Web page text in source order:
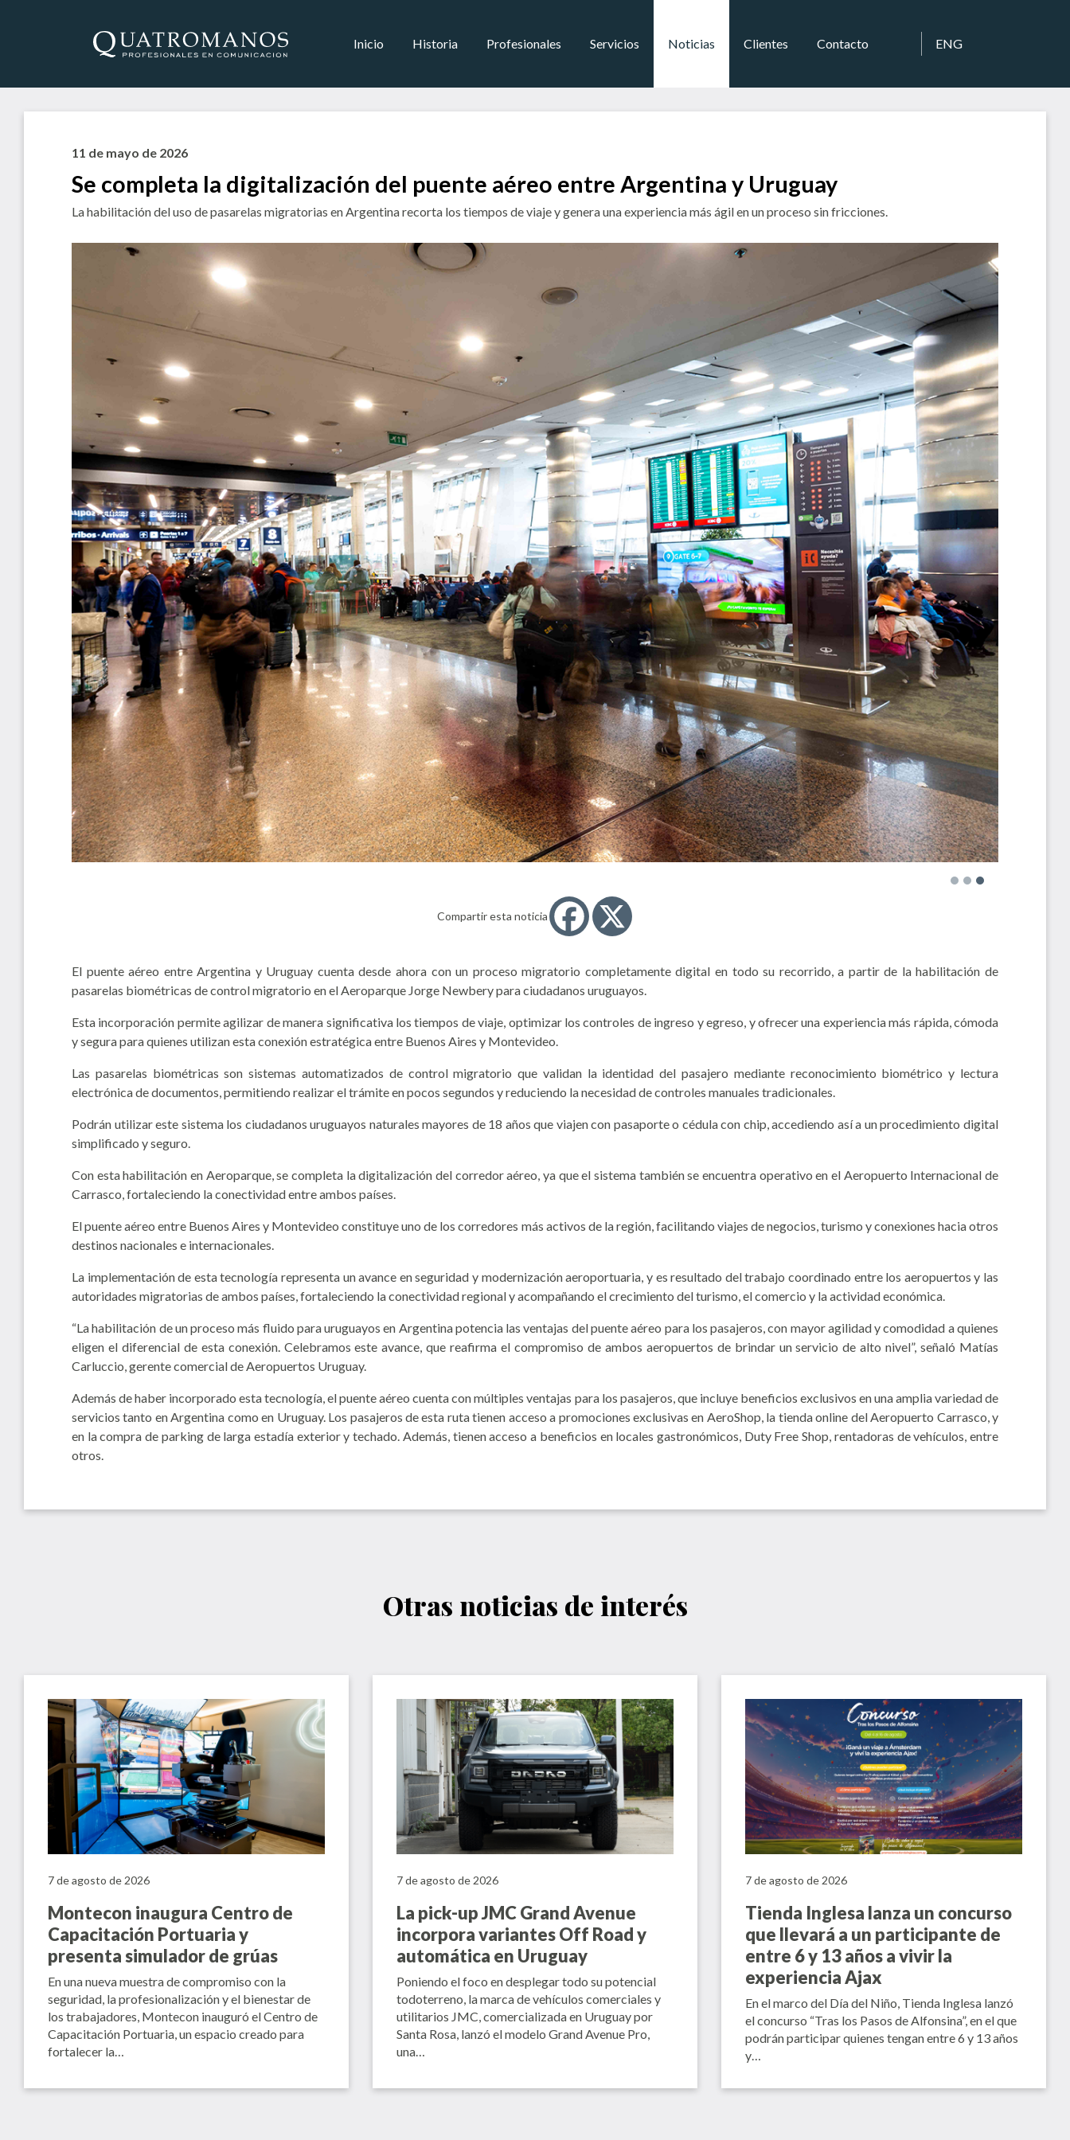
Inicio Historia Profesionales Servicios Noticias Clientes Contacto ENG
11 de mayo de 2026
Se completa la digitalización del puente aéreo entre Argentina y Uruguay
La habilitación del uso de pasarelas migratorias en Argentina recorta los tiempos de viaje y genera una experiencia más ágil en un proceso sin fricciones.
Compartir esta noticia
El puente aéreo entre Argentina y Uruguay cuenta desde ahora con un proceso migratorio completamente digital en todo su recorrido, a partir de la habilitación de
pasarelas biométricas de control migratorio en el Aeroparque Jorge Newbery para ciudadanos uruguayos.
Esta incorporación permite agilizar de manera significativa los tiempos de viaje, optimizar los controles de ingreso y egreso, y ofrecer una experiencia más rápida, cómoda
y segura para quienes utilizan esta conexión estratégica entre Buenos Aires y Montevideo.
Las pasarelas biométricas son sistemas automatizados de control migratorio que validan la identidad del pasajero mediante reconocimiento biométrico y lectura
electrónica de documentos, permitiendo realizar el trámite en pocos segundos y reduciendo la necesidad de controles manuales tradicionales.
Podrán utilizar este sistema los ciudadanos uruguayos naturales mayores de 18 años que viajen con pasaporte o cédula con chip, accediendo así a un procedimiento digital
simplificado y seguro.
Con esta habilitación en Aeroparque, se completa la digitalización del corredor aéreo, ya que el sistema también se encuentra operativo en el Aeropuerto Internacional de
Carrasco, fortaleciendo la conectividad entre ambos países.
El puente aéreo entre Buenos Aires y Montevideo constituye uno de los corredores más activos de la región, facilitando viajes de negocios, turismo y conexiones hacia otros
destinos nacionales e internacionales.
La implementación de esta tecnología representa un avance en seguridad y modernización aeroportuaria, y es resultado del trabajo coordinado entre los aeropuertos y las
autoridades migratorias de ambos países, fortaleciendo la conectividad regional y acompañando el crecimiento del turismo, el comercio y la actividad económica.
“La habilitación de un proceso más fluido para uruguayos en Argentina potencia las ventajas del puente aéreo para los pasajeros, con mayor agilidad y comodidad a quienes
eligen el diferencial de esta conexión. Celebramos este avance, que reafirma el compromiso de ambos aeropuertos de brindar un servicio de alto nivel”, señaló Matías
Carluccio, gerente comercial de Aeropuertos Uruguay.
Además de haber incorporado esta tecnología, el puente aéreo cuenta con múltiples ventajas para los pasajeros, que incluye beneficios exclusivos en una amplia variedad de
servicios tanto en Argentina como en Uruguay. Los pasajeros de esta ruta tienen acceso a promociones exclusivas en AeroShop, la tienda online del Aeropuerto Carrasco, y
en la compra de parking de larga estadía exterior y techado. Además, tienen acceso a beneficios en locales gastronómicos, Duty Free Shop, rentadoras de vehículos, entre
otros.
Otras noticias de interés
7 de agosto de 2026
Montecon inaugura Centro de
Capacitación Portuaria y
presenta simulador de grúas
En una nueva muestra de compromiso con la
seguridad, la profesionalización y el bienestar de
los trabajadores, Montecon inauguró el Centro de
Capacitación Portuaria, un espacio creado para
fortalecer la…
7 de agosto de 2026
La pick-up JMC Grand Avenue
incorpora variantes Off Road y
automática en Uruguay
Poniendo el foco en desplegar todo su potencial
todoterreno, la marca de vehículos comerciales y
utilitarios JMC, comercializada en Uruguay por
Santa Rosa, lanzó el modelo Grand Avenue Pro,
una…
7 de agosto de 2026
Tienda Inglesa lanza un concurso
que llevará a un participante de
entre 6 y 13 años a vivir la
experiencia Ajax
En el marco del Día del Niño, Tienda Inglesa lanzó
el concurso “Tras los Pasos de Alfonsina”, en el que
podrán participar quienes tengan entre 6 y 13 años
y…